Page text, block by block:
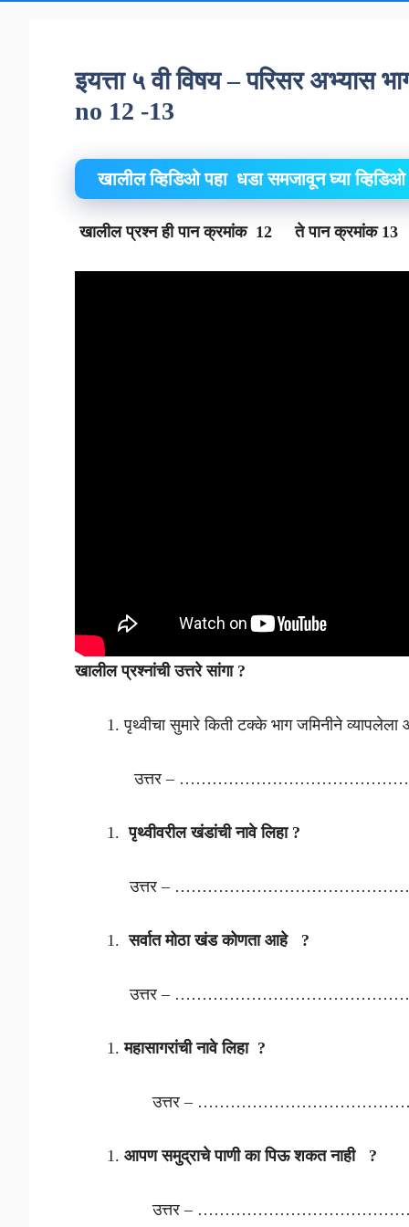
इयत्ता ५ वी विषय – परिसर अभ्यास
no 12 -13
खालील व्हिडिओ पहा धडा समजावून घ्या व्हिडिओ
खालील प्रश्न ही पान क्रमांक 12 ते पान क्रमांक
खालील प्रश्नांची उत्तरे सांगा ?
पृथ्वीचा सुमारे किती टक्के भाग जमिनीने
उत्तर –
पृथ्वीवरील खंडांची नावे लिहा ?
उत्तर –
सर्वात मोठा खंड कोणता आहे ?
उत्तर –
महासागरांची नावे लिहा ?
उत्तर –
आपण समुद्राचे पाणी का पिऊ शकत
उत्तर –